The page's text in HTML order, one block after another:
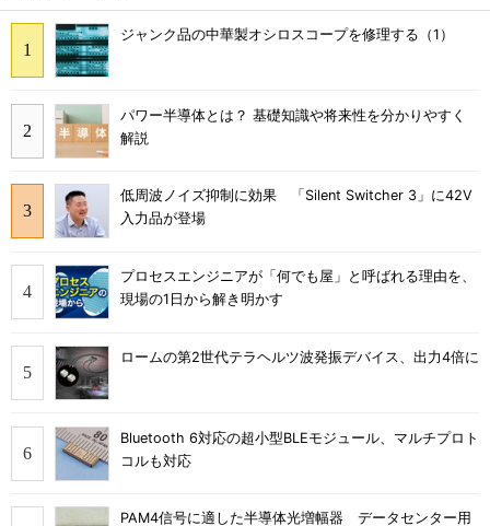
ジャンク品の中華製オシロスコープを修理する（1）
パワー半導体とは？ 基礎知識や将来性を分かりやすく
解説
低周波ノイズ抑制に効果 「Silent Switcher 3」に42V
入力品が登場
プロセスエンジニアが「何でも屋」と呼ばれる理由を、
現場の1日から解き明かす
ロームの第2世代テラヘルツ波発振デバイス、出力4倍に
Bluetooth 6対応の超小型BLEモジュール、マルチプロト
コルも対応
PAM4信号に適した半導体光増幅器 データセンター用